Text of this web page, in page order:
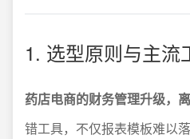
1. 选型原则与主流
药店电商的财务管理升级，
错工具，不仅报表模板难以